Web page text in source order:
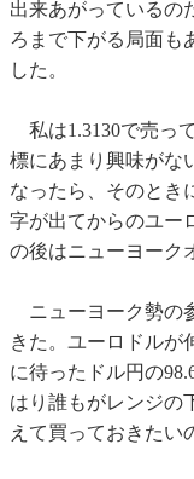
出来あがっているの
ろまで下がる局面も
した。
私は1.3130で売っ
標にあまり興味がな
なったら、そのとき
字が出てからのユー
の後はニューヨーク
ニューヨーク勢の
きた。ユーロドルが
に待ったドル円の
はり誰もがレンジの
えて買っておきたい